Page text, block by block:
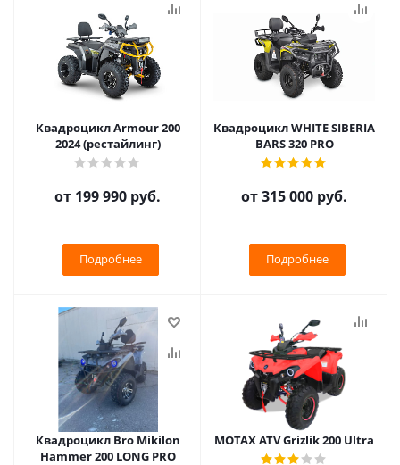
Квадроцикл Armour 200
2024 (рестайлинг)
от 199 990 руб.
Подробнее
Квадроцикл WHITE SIBERIA
BARS 320 PRO
от315 000 руб.
Подробнее
Квадроцикл Bro Mikilon
Hammer 200 LONG PRO
MOTAX ATV Grizlik 200 Ultra